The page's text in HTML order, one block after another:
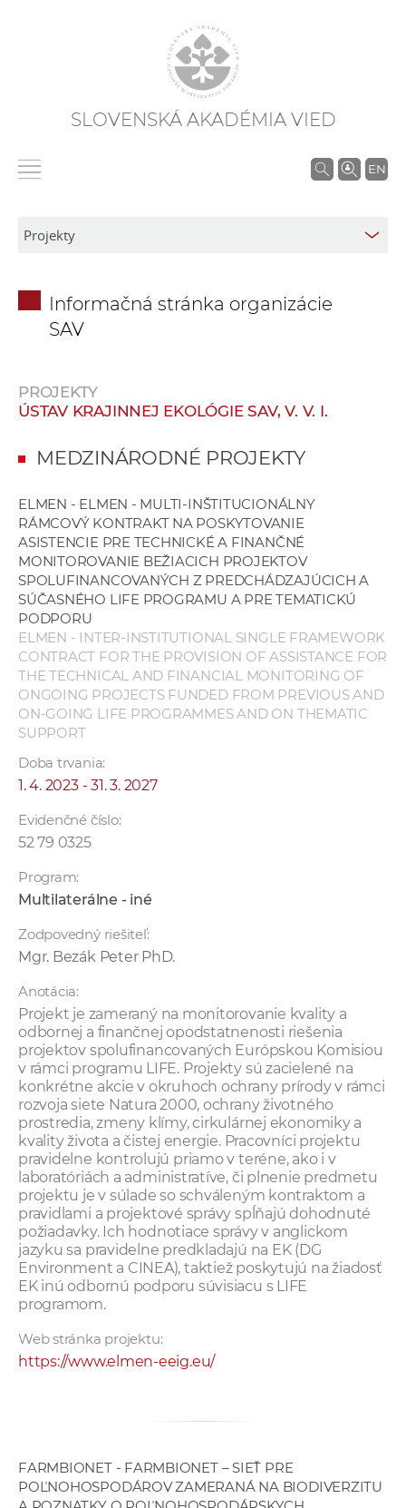
SLOVENSKÁ AKADÉMIA VIED
EN
V
v
n
č
a
c
h
S
A
Informačná stránka organizácie
SAV
PROJEKTY
ÚSTAV KRAJINNEJ EKOLÓGIE SAV, V. V. I.
MEDZINÁRODNÉ PROJEKTY
ELMEN - ELMEN - MULTI-INŠTITUCIONÁLNY
RÁMCOVÝ KONTRAKT NA POSKYTOVANIE
ASISTENCIE PRE TECHNICKÉ A FINANČNÉ
MONITOROVANIE BEŽIACICH PROJEKTOV
SPOLUFINANCOVANÝCH Z PREDCHÁDZAJÚCICH A
SÚČASNÉHO LIFE PROGRAMU A PRE TEMATICKÚ
PODPORU
ELMEN - INTER-INSTITUTIONAL SINGLE FRAMEWORK
CONTRACT FOR THE PROVISION OF ASSISTANCE FOR
THE TECHNICAL AND FINANCIAL MONITORING OF
ONGOING PROJECTS FUNDED FROM PREVIOUS AND
ON-GOING LIFE PROGRAMMES AND ON THEMATIC
SUPPORT
Doba trvania:
1. 4. 2023 - 31. 3. 2027
Evidenčné číslo:
52 79 0325
Program:
Multilaterálne - iné
Zodpovedný riešiteľ:
Mgr. Bezák Peter PhD.
Anotácia:
Projekt je zameraný na monitorovanie kvality a
odbornej a finančnej opodstatnenosti riešenia
projektov spolufinancovaných Európskou Komisiou
v rámci programu LIFE. Projekty sú zacielené na
konkrétne akcie v okruhoch ochrany prírody v rámci
rozvoja siete Natura 2000, ochrany životného
prostredia, zmeny klímy, cirkulárnej ekonomiky a
kvality života a čistej energie. Pracovníci projektu
pravidelne kontrolujú priamo v teréne, ako i v
laboratóriách a administratíve, či plnenie predmetu
projektu je v súlade so schváleným kontraktom a
pravidlami a projektové správy spĺňajú dohodnuté
požiadavky. Ich hodnotiace správy v anglickom
jazyku sa pravidelne predkladajú na EK (DG
Environment a CINEA), taktiež poskytujú na žiadosť
EK inú odbornú podporu súvisiacu s LIFE
programom.
Web stránka projektu:
https://www.elmen-eeig.eu/
FARMBIONET - FARMBIONET – SIEŤ PRE
POĽNOHOSPODÁROV ZAMERANÁ NA BIODIVERZITU